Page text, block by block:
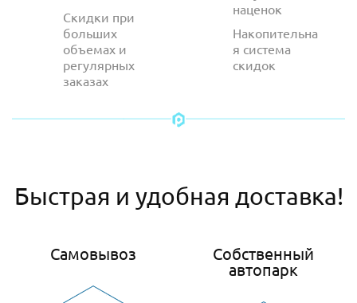
Скидки при
больших
объемах и
регулярных
заказах
наценок
Накопительна
я система
скидок
Быстрая и удобная доставка!
Самовывоз
Собственный
автопарк